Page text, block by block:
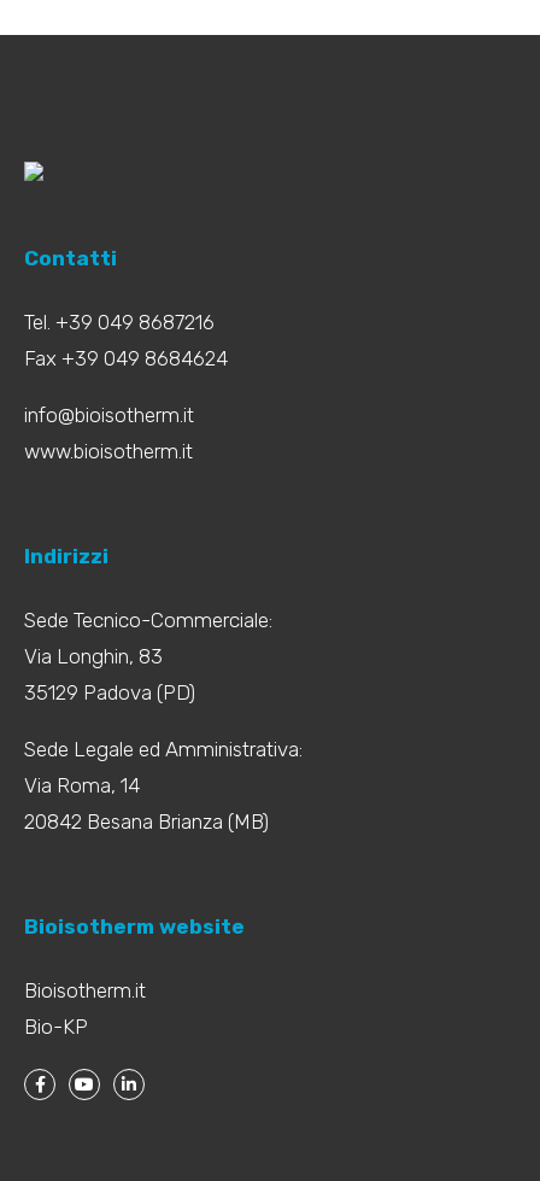
Contatti
Tel. +39 049 8687216
Fax +39 049 8684624
info@bioisotherm.it
www.bioisotherm.it
Indirizzi
Sede Tecnico-Commerciale:
Via Longhin, 83
35129 Padova (PD)
Sede Legale ed Amministrativa:
Via Roma, 14
20842 Besana Brianza (MB)
Bioisotherm website
Bioisotherm.it
Bio-KP